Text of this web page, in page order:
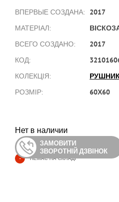
ВПЕРВЫЕ СОЗДАНА: 2017
МАТЕРІАЛ:
ВСЕГО СОЗДАНО: 2017
КОД:
КОЛЕКЦІЯ:
РОЗМІР: 60Х60
Нет в наличии
ЗАМОВИТИ
ЗВОРОТНІЙ ДЗВІНОК
- НЕМАЄ НА СКЛАДІ